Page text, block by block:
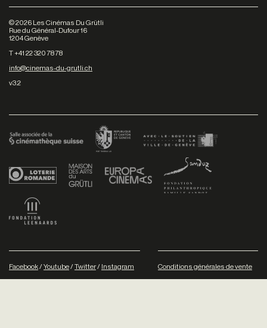
©2026 Les Cinémas Du Grütli
Rue du Général-Dufour 16
1204 Genève
T +41 22 320 78 78
info@cinemas-du-grutli.ch
v3.2
Facebook/Youtube/Twitter/ Instagram Conditions générales de vente